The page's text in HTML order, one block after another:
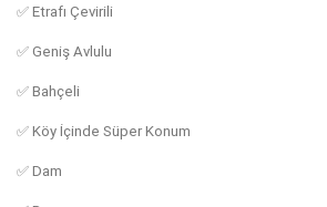
✅️ Etrafı Çevirili
✅️ Geniş Avlulu
✅️ Bahçeli
✅️ Köy İçinde Süper Konum
✅️ Dam